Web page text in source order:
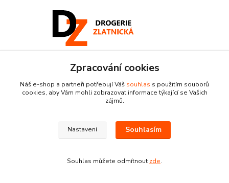
Pracovní doba:
+420 224 818 812
Po-Pá: 8:00-18:00 hod.
Vytvořeno na Eshop-rychle.cz
Zpracování cookies
Náš e-shop a partneři potřebují Váš souhlas s použitím souborů
cookies, aby Vám mohli zobrazovat informace týkající se Vašich
zájmů.
Nastavení Souhlasím
Souhlas můžete odmítnout zde.